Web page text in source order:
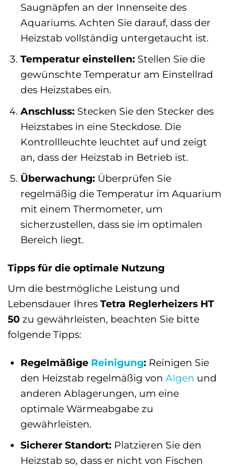
Saugnäpfen an der Innenseite des
Aquariums. Achten Sie darauf, dass der
Heizstab vollständig untergetaucht ist.
Temperatur einstellen:Stellen Sie die
gewünschte Temperatur am Einstellrad
des Heizstabes ein.
Anschluss:Stecken Sie den Stecker des
Heizstabes in eine Steckdose. Die
Kontrollleuchte leuchtet auf und zeigt
an, dass der Heizstab in Betrieb ist.
Überwachung:Überprüfen Sie
regelmäßig die Temperatur im Aquarium
mit einem Thermometer, um
sicherzustellen, dass sie im optimalen
Bereich liegt.
Tipps für die optimale Nutzung
Um die bestmögliche Leistung und
Lebensdauer Ihres Tetra Reglerheizers HT
50 zu gewährleisten, beachten Sie bitte
folgende Tipps:
Regelmäßige Reinigung:Reinigen Sie
den Heizstab regelmäßig von Algen und
anderen Ablagerungen, um eine
optimale Wärmeabgabe zu
gewährleisten.
Sicherer Standort:Platzieren Sie den
Heizstab so, dass er nicht von Fischen